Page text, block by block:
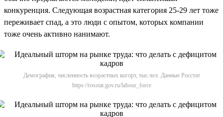
конкуренция. Следующая возрастная категория 25-29 лет тоже
переживает спад, а это люди с опытом, которых компании
тоже очень активно нанимают.
Демография, численность возрастных когорт, тыс.чел. Данные Росстат
https://rosstat.gov.ru/labour_force